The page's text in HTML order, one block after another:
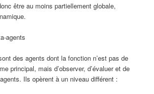
être au moins partiellement globale,
agents
des agents dont la fonction n’est pas de
principal, mais d’observer, d’évaluer et de
Ils opèrent à un niveau différent :